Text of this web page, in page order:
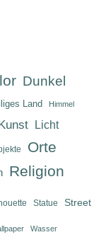
Dunkel
Land Himmel
Licht
Orte
Religion
Statue Street
Wasser